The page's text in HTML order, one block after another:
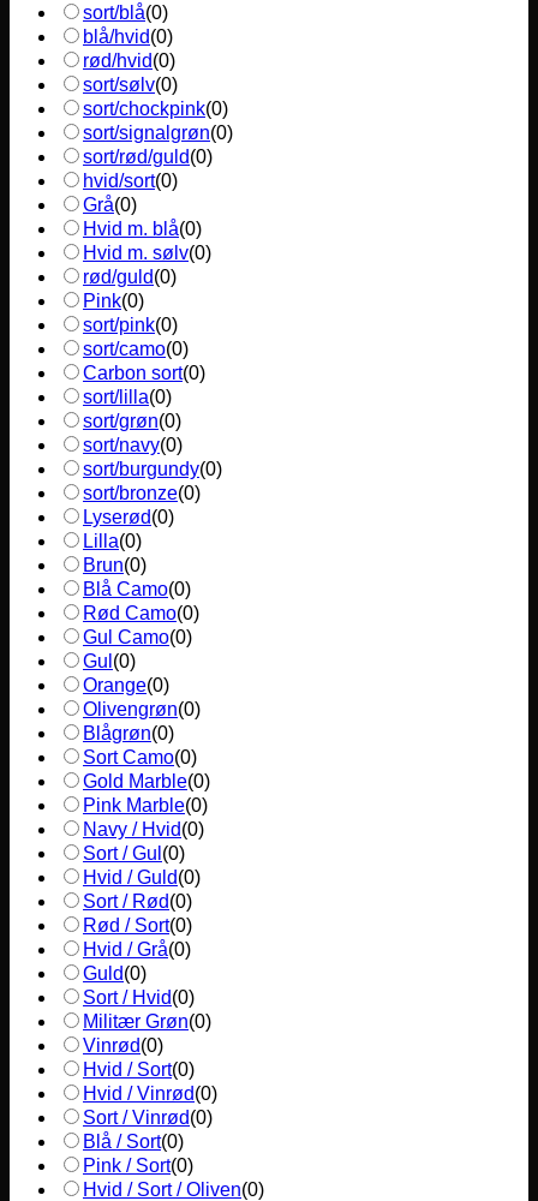
sort/blå(0)
blå/hvid(0)
rød/hvid(0)
sort/sølv(0)
sort/chockpink(0)
sort/signalgrøn(0)
sort/rød/guld(0)
hvid/sort(0)
Grå(0)
Hvid m. blå(0)
Hvid m. sølv(0)
rød/guld(0)
Pink(0)
sort/pink(0)
sort/camo(0)
Carbon sort(0)
sort/lilla(0)
sort/grøn(0)
sort/navy(0)
sort/burgundy(0)
sort/bronze(0)
Lyserød(0)
Lilla(0)
Brun(0)
Blå Camo(0)
Rød Camo(0)
Gul Camo(0)
Gul (0)
Orange(0)
Olivengrøn(0)
Blågrøn(0)
Sort Camo(0)
Gold Marble(0)
Pink Marble(0)
Navy / Hvid(0)
Sort / Gul (0)
Hvid / Guld(0)
Sort / Rød(0)
Rød / Sort(0)
Hvid / Grå(0)
Guld(0)
Sort / Hvid(0)
Militær Grøn(0)
Vinrød(0)
Hvid / Sort(0)
Hvid / Vinrød(0)
Sort / Vinrød(0)
Blå / Sort(0)
Pink / Sort(0)
Hvid / Sort / Oliven(0)